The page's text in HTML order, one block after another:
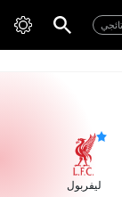
ليفربول